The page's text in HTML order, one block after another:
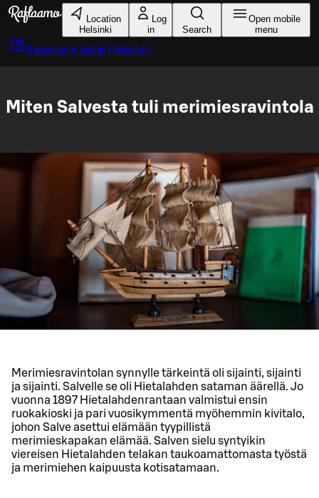
Skip to main content
Location
Helsinki
Log
in
Search
Open mobile
menu
Reserve a table Helsinki
Miten Salvesta tuli merimiesravintola
Merimiesravintolan synnylle tärkeintä oli sijainti, sijainti
ja sijainti. Salvelle se oli Hietalahden sataman äärellä. Jo
vuonna 1897 Hietalahdenrantaan valmistui ensin
ruokakioski ja pari vuosikymmentä myöhemmin kivitalo,
johon Salve asettui elämään tyypillistä
merimieskapakan elämää. Salven sielu syntyikin
viereisen Hietalahden telakan taukoamattomasta työstä
ja merimiehen kaipuusta kotisatamaan.